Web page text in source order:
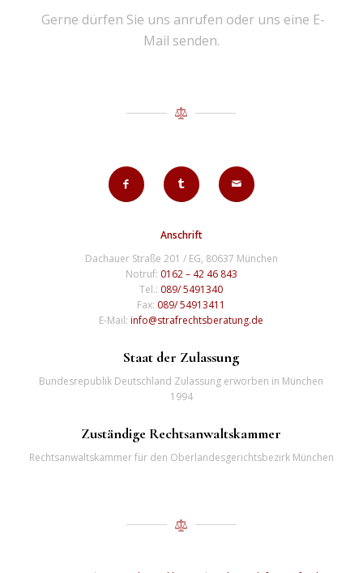
Gerne dürfen Sie uns anrufen oder uns eine E-
Mail senden.
Anschrift
Dachauer Straße 201 / EG, 80637 München
Notruf: 0162 – 42 46 843
Tel.: 089/ 5491340
Fax: 089/ 54913411
E-Mail:info@strafrechtsberatung.de
Staat der Zulassung
Bundesrepublik Deutschland Zulassung erworben in München
1994
Zuständige Rechtsanwaltskammer
Rechtsanwaltskammer für den Oberlandesgerichtsbezirk München